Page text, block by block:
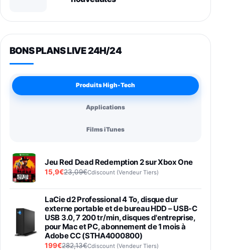
BONS PLANS LIVE 24H/24
Produits High-Tech
Applications
Films iTunes
Jeu Red Dead Redemption 2 sur Xbox One
15,9€23,09€Cdiscount (Vendeur Tiers)
LaCie d2 Professional 4 To, disque dur
externe portable et de bureau HDD – USB-C
USB 3.0, 7 200 tr/min, disques d'entreprise,
pour Mac et PC, abonnement de 1 mois à
Adobe CC (STHA4000800)
199€282,13€Cdiscount (Vendeur Tiers)